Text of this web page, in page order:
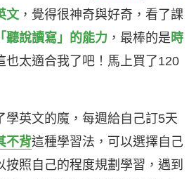
文，覺得很神奇與好奇，看了課
聽說讀寫」的能力 ，最棒的是時
也太適合我了吧！馬上買了120
學英文的魔，每週給自己訂5天
不背這種學習法，可以選擇自己
按照自己的程度規劃學習，遇到